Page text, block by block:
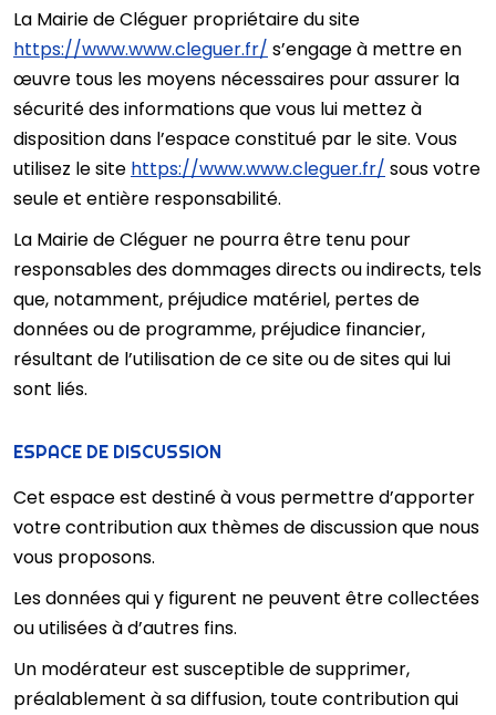
La Mairie de Cléguer propriétaire du site
https://www.www.cleguer.fr/ s’engage à mettre en
œuvre tous les moyens nécessaires pour assurer la
sécurité des informations que vous lui mettez à
disposition dans l’espace constitué par le site. Vous
utilisez le site https://www.www.cleguer.fr/ sous votre
seule et entière responsabilité.
La Mairie de Cléguer ne pourra être tenu pour
responsables des dommages directs ou indirects, tels
que, notamment, préjudice matériel, pertes de
données ou de programme, préjudice financier,
résultant de l’utilisation de ce site ou de sites qui lui
sont liés.
ESPACE DE DISCUSSION
Cet espace est destiné à vous permettre d’apporter
votre contribution aux thèmes de discussion que nous
vous proposons.
Les données qui y figurent ne peuvent être collectées
ou utilisées à d’autres fins.
Un modérateur est susceptible de supprimer,
préalablement à sa diffusion, toute contribution qui